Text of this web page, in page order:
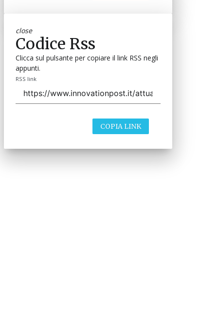
close
Codice Rss
Clicca sul pulsante per copiare il link RSS negli
appunti.
RSS link
COPIA LINK